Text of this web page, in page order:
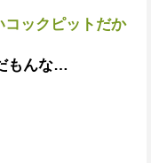
コックピットだか
もんな…